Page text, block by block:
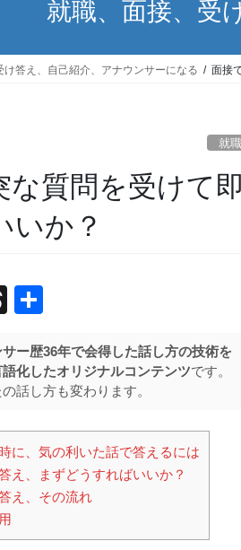
就職、面接、受
け答え、自己紹介、アナウンサーになる 面接
就
な質問を受けて
いか？
T
e
a
s
ー歴36年で会得した話し方の技術を
語化したオリジナルコンテンツです。
話し方も変わります。
に、気の利いた話で答えるには
え、まずどうすればいいか？
え、その流れ